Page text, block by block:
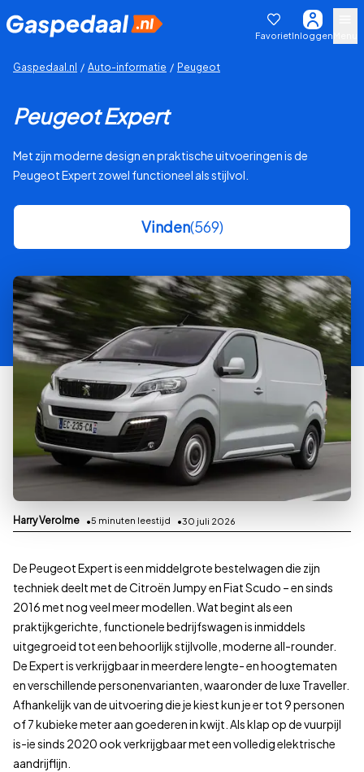
FavorietInloggen
Gaspedaal.nl / Auto-informatie / Peugeot
Peugeot Expert
Met zijn moderne design en praktische uitvoeringen is de
Peugeot Expert zowel functioneel als stijlvol.
Vinden(569)
Harry Verolme 5 minuten leestijd 30 juli 2026
De Peugeot Expert is een middelgrote bestelwagen die zijn
techniek deelt met de Citroën Jumpy en Fiat Scudo – en sinds
2016 met nog veel meer modellen. Wat begint als een
praktijkgerichte, functionele bedrijfswagen is inmiddels
uitgegroeid tot een behoorlijk stijlvolle, moderne all-rounder.
De Expert is verkrijgbaar in meerdere lengte- en hoogtematen
en verschillende personenvarianten, waaronder de luxe Traveller.
Afhankelijk van de uitvoering die je kiest kun je er tot 9 personen
of 7 kubieke meter aan goederen in kwijt. Als klap op de vuurpijl
is-ie sinds 2020 ook verkrijgbaar met een volledig elektrische
aandrijflijn.